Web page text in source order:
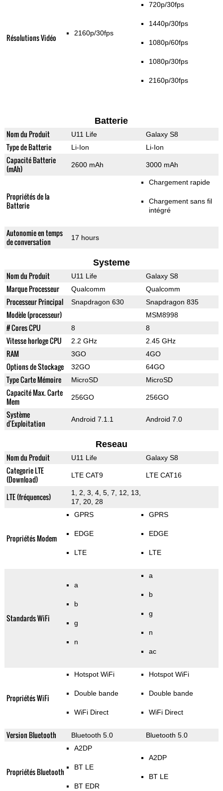
Résolutions Vidéo 2160p/30fps
720p/30fps
1440p/30fps
1080p/60fps
1080p/30fps
2160p/30fps
Batterie
Nom du Produit U11 Life Galaxy S8
Type de Batterie Li-Ion Li-Ion
Capacité Batterie
(mAh)
2600 mAh 3000 mAh
Propriétés de la
Batterie
Chargement rapide
Chargement sans fil
intégré
Autonomie en temps
de conversation
17 hours
Systeme
Nom du Produit U11 Life Galaxy S8
Marque Processeur Qualcomm Qualcomm
Processeur Principal Snapdragon 630 Snapdragon 835
Modèle (processeur) MSM8998
# Cores CPU 8 8
Vitesse horloge CPU 2.2 GHz 2.45 GHz
RAM 3GO 4GO
Options de Stockage 32GO 64GO
Type Carte Mémoire MicroSD MicroSD
Capacité Max. Carte
Mem
256GO 256GO
Système
d'Exploitation
Android 7.1.1 Android 7.0
Reseau
Nom du Produit U11 Life Galaxy S8
Categorie LTE
(Download)
LTE CAT9 LTE CAT16
LTE (fréquences)
1, 2, 3, 4, 5, 7, 12, 13,
17, 20, 28
Propriétés Modem
GPRS
EDGE
LTE
GPRS
EDGE
LTE
Standards WiFi
a
b
g
n
a
b
g
n
ac
Propriétés WiFi
Hotspot WiFi
Double bande
WiFi Direct
Hotspot WiFi
Double bande
WiFi Direct
Version Bluetooth Bluetooth 5.0 Bluetooth 5.0
Propriétés Bluetooth
A2DP
BT LE
BT EDR
A2DP
BT LE